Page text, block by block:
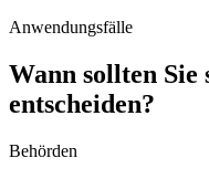
Anwendungsfälle
Wann sollten
entscheiden?
Behörden